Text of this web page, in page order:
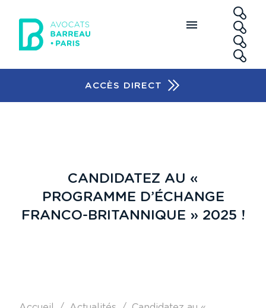
ACCÈS DIRECT
CANDIDATEZ AU «
PROGRAMME D’ÉCHANGE
FRANCO-BRITANNIQUE » 2025 !